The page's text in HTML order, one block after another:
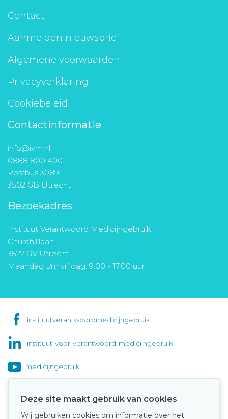
Contact
Aanmelden nieuwsbrief
Algemene voorwaarden
Privacyverklaring
Cookiebeleid
Contactinformatie
info@ivm.nl
0888 800 400
Postbus 3089
3502 GB Utrecht
Bezoekadres
Instituut Verantwoord Medicijngebruik
Churchilllaan 11
3527 GV Utrecht
Maandag t/m vrijdag: 9.00 - 17.00 uur
instituutverantwoordmedicijngebruik
instituut-voor-verantwoord-medicijngebruik
medicijngebruik
Deze site maakt gebruik van cookies
Wij gebruiken cookies om informatie over het